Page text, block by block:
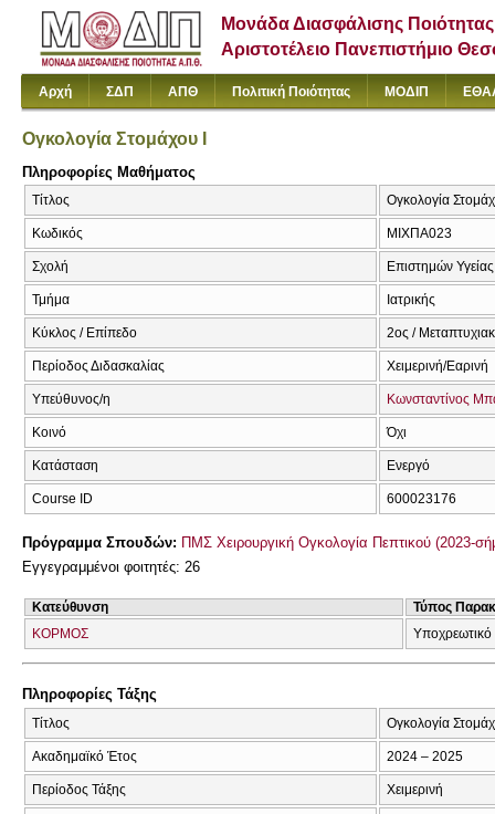
Μονάδα Διασφάλισης Ποιότητας
Αριστοτέλειο Πανεπιστήμιο
Αρχή ΣΔΠ ΑΠΘ Πολιτική Ποιότητας ΜΟΔΙΠ
Ογκολογία Στομάχου Ι
Πληροφορίες Μαθήματος
Τίτλος Ογκολογία
Κωδικός ΜΙΧΠΑ023
Σχολή Επιστημών Υγείας
Τμήμα Ιατρικής
Κύκλος / Επίπεδο 2ος /
Περίοδος Διδασκαλίας Χειμερινή/Εαρινή
Υπεύθυνος/η Κωνσταντίνος
Κοινό Όχι
Κατάσταση Ενεργό
Course ID 600023176
Πρόγραμμα Σπουδών: ΠΜΣ Χειρουργική Ογκολογία Πεπτικού (2023-
Εγγεγραμμένοι φοιτητές: 26
Κατεύθυνση
Τύπος
ΚΟΡΜΟΣ
Υποχρεωτικό
Πληροφορίες Τάξης
Τίτλος Ογκολογία
Ακαδημαϊκό Έτος 2024 – 2025
Περίοδος Τάξης Χειμερινή